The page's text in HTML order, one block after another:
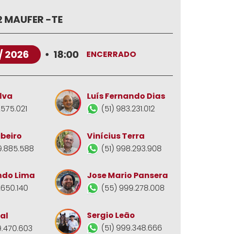
MAUFER -TE
2026 • 18:00 ENCERRADO
Luís Fernando Dias
(51) 983.231.012
Vinícius Terra
(51) 998.293.908
Lima
Jose Mario Pansera
(55) 999.278.008
Sergio Leão
(51) 999.348.666